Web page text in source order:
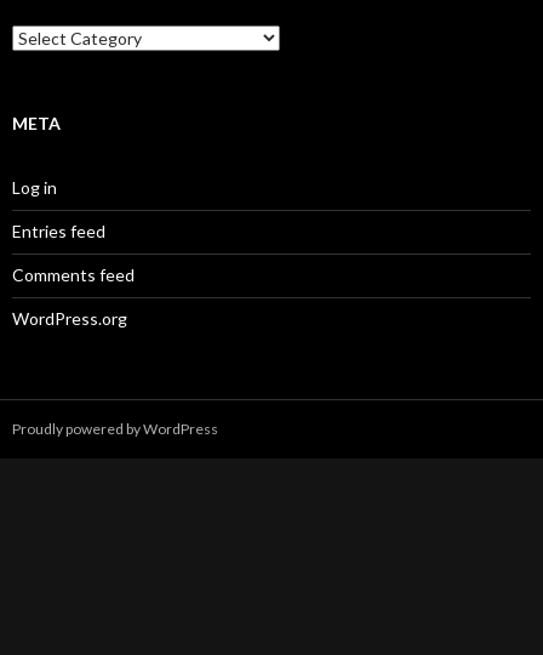
Categories
META
Log in
Entries feed
Comments feed
WordPress.org
Proudly powered by WordPress